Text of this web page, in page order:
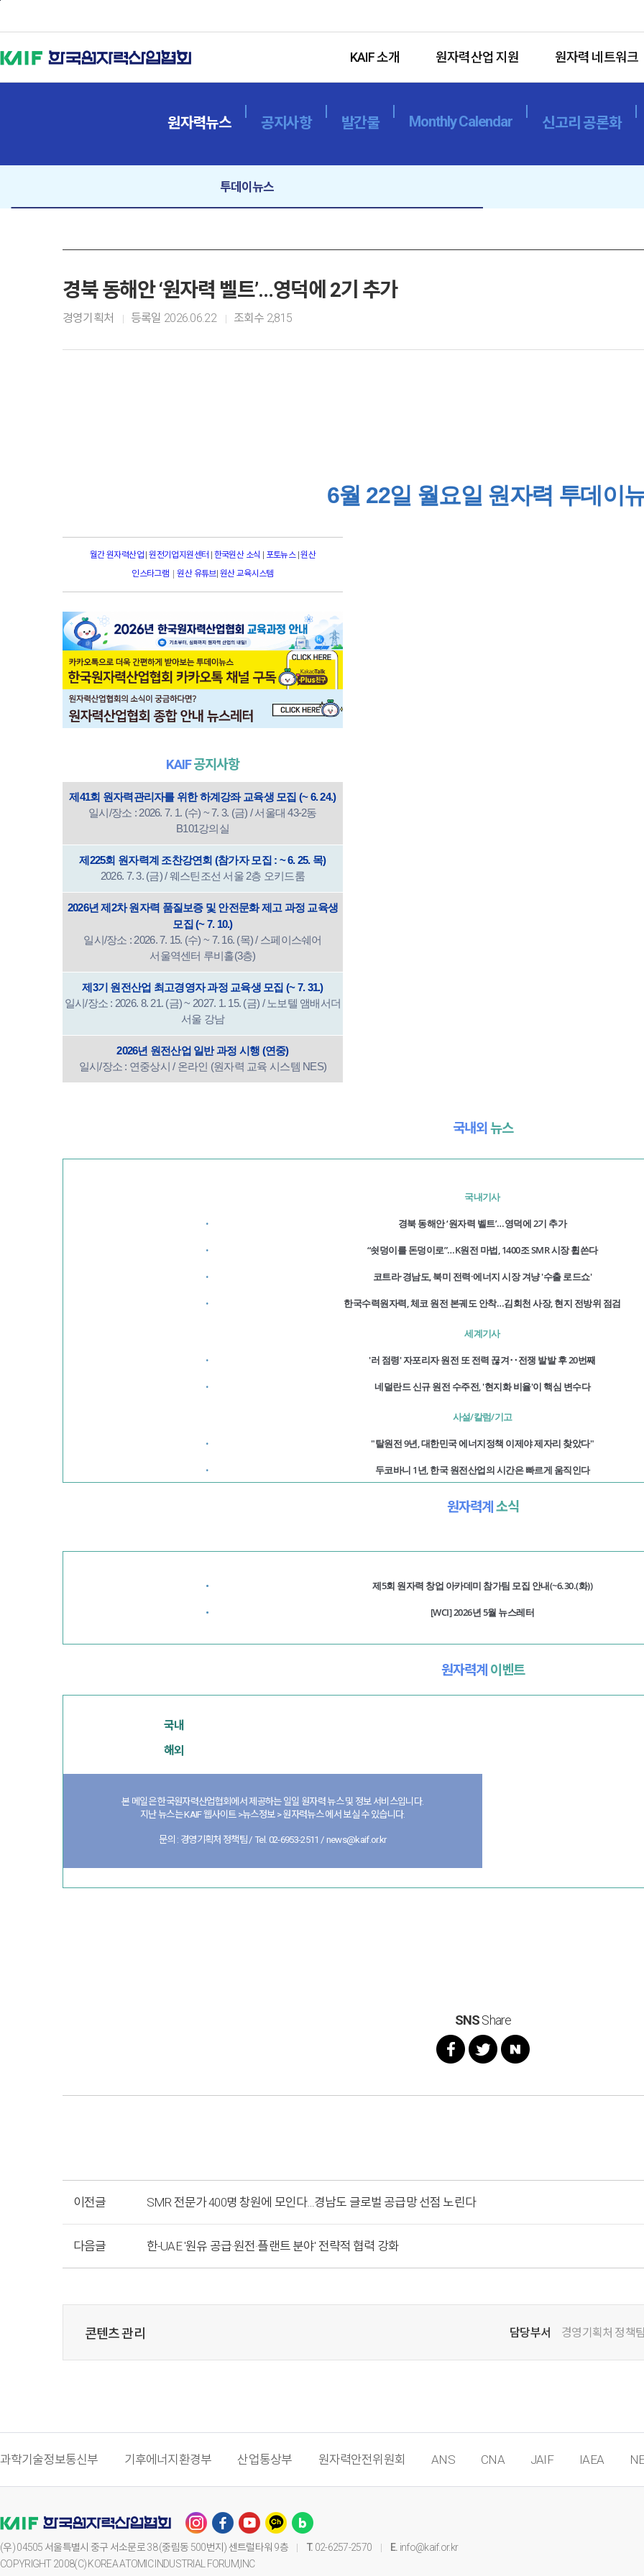
KAIF 소개 원자력산업 지원 원자력 네트워크
원자력뉴스 공지사항 발간물 Monthly Calendar 신고리 공론화
투데이뉴스
경북 동해안 ‘원자력 벨트’…영덕에 2기 추가
경영기획처 등록일 2026.06.22 조회수 2,815
6월 22일 월요일 원자력 투데이
월간 원자력산업 |원전기업지원센터 한국원산 소식 포토뉴스 |원산
인스타그램 |원산 유튜브| 원산 교육시스템
KAIF공지사항
제41회 원자력관리자를 위한 하계강좌 교육생 모집 (~ 6. 24.)
일시/장소 : 2026. 7. 1. (수) ~ 7. 3. (금) / 서울대 43-2동
B101강의실
제225회 원자력계 조찬강연회 (참가자 모집 : ~ 6. 25. 목)
2026. 7. 3. (금) / 웨스틴조선 서울 2층 오키드룸
2026년 제2차 원자력 품질보증 및 안전문화 제고 과정 교육생
모집 (~ 7. 10.)
일시/장소 : 2026. 7. 15. (수) ~ 7. 16. (목) / 스페이스쉐어
서울역센터 루비홀(3층)
제3기 원전산업 최고경영자 과정 교육생 모집 (~ 7. 31.)
일시/장소 : 2026. 8. 21. (금) ~ 2027. 1. 15. (금) / 노보텔 앰배서더
서울 강남
2026년 원전산업 일반 과정 시행 (연중)
일시/장소 : 연중상시 / 온라인 (원자력 교육 시스템 NES)
국내외 뉴스
국내기사
· 경북 동해안 ‘원자력 벨트’…영덕에 2기 추가
· “쇳덩이를 돈덩이로”…K원전 마법, 1400조 SMR 시장 휩쓴다
· 코트라·경남도, 북미 전력·에너지 시장 겨냥 '수출 로드쇼'
· 한국수력원자력, 체코 원전 본궤도 안착…김회천 사장, 현지 전방위 점검
세계기사
· '러 점령' 자포리자 원전 또 전력 끊겨‥전쟁 발발 후 20번째
· 네덜란드 신규 원전 수주전, '현지화 비율'이 핵심 변수다
사설/칼럼/기고
· "탈원전 9년, 대한민국 에너지정책 이제야 제자리 찾았다"
· 두코바니 1년, 한국 원전산업의 시간은 빠르게 움직인다
원자력계소식
· 제5회 원자력 창업 아카데미 참가팀 모집 안내(~6.30.(화))
· [WCI] 2026년 5월 뉴스레터
원자력계 이벤트
국내
해외
본 메일은 한국원자력산업협회에서 제공하는 일일 원자력 뉴스 및 정보 서비스입니다.
지난 뉴스는 KAIF 웹사이트 >뉴스정보 > 원자력뉴스 에서 보실 수 있습니다.
문의 : 경영기획처 정책팀 / Tel. 02-6953-2511 / news@kaif.or.kr
SNSShare
이전글 SMR 전문가 400명 창원에 모인다…경남도 글로벌 공급망 선점 노린다
다음글 한-UAE '원유 공급·원전·플랜트 분야' 전략적 협력 강화
콘텐츠 관리 담당부서 경영기획처 정책
과학기술정보통신부 기후에너지환경부 산업통상부 원자력안전위원회 ANS CNA JAIF IAEA
(우) 04505 서울특별시 중구 서소문로 38 (중림동 500번지) 센트럴타워 9층 T. 02-6257-2570 E. info@kaif.or.kr
COPYRIGHT 2008(C) KOREA ATOMIC INDUSTRIAL FORUM,INC